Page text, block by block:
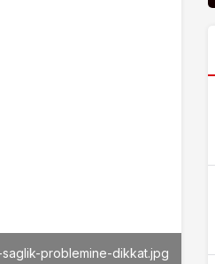
problemine-dikkat.jpg